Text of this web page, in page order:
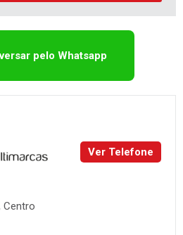
pelo Whatsapp
Ver Telefone
Centro